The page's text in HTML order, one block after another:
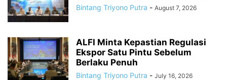
Bintang Triyono Putra - August 7, 2026
ALFI Minta Kepastian Regulasi
Ekspor Satu Pintu Sebelum
Berlaku Penuh
Bintang Triyono Putra - July 16, 2026